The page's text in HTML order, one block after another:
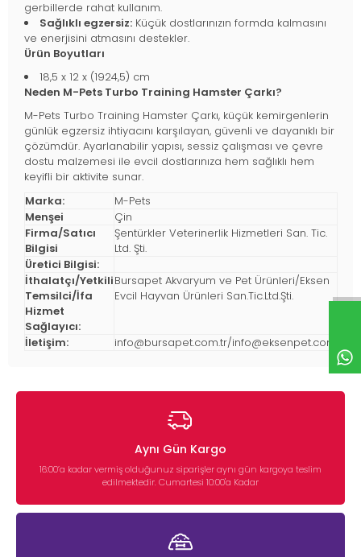
gerbillerde rahat kullanım.
Sağlıklı egzersiz: Küçük dostlarınızın formda kalmasını
ve enerjisini atmasını destekler.
Ürün Boyutları
18,5 x 12 x (1924,5) cm
Neden M-Pets Turbo Training Hamster Çarkı?
M-Pets Turbo Training Hamster Çarkı, küçük kemirgenlerin
günlük egzersiz ihtiyacını karşılayan, güvenli ve dayanıklı bir
çözümdür. Ayarlanabilir yapısı, sessiz çalışması ve çevre
dostu malzemesi ile evcil dostlarınıza hem sağlıklı hem
keyifli bir aktivite sunar.
Marka:
M-Pets
Menşei
Çin
Firma/Satıcı
Bilgisi
Şentürkler Veterinerlik Hizmetleri San. Tic.
Ltd. Şti.
Üretici Bilgisi:
İthalatçı/Yetkili
Temsilci/İfa
Hizmet
Sağlayıcı:
Bursapet Akvaryum ve Pet Ürünleri/Eksen
Evcil Hayvan Ürünleri San.Tic.Ltd.Şti.
İletişim: info@bursapet.com.tr/info@eksenpet.com
Aynı Gün Kargo
16:00’a kadar vermiş olduğunuz siparişler aynı gün kargoya teslim
edilmektedir. Cumartesi 10:00'a Kadar